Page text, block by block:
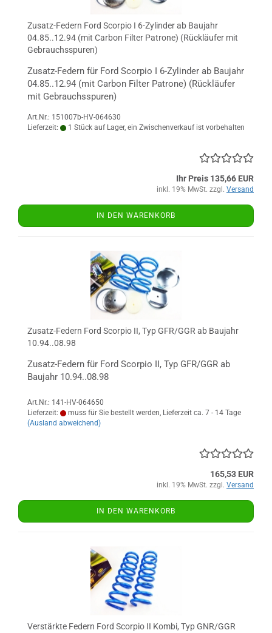
Zusatz-Federn Ford Scorpio I 6-Zylinder ab Baujahr
04.85..12.94 (mit Carbon Filter Patrone) (Rückläufer mit
Gebrauchsspuren)
Zusatz-Federn für Ford Scorpio I 6-Zylinder ab Baujahr
04.85..12.94 (mit Carbon Filter Patrone) (Rückläufer
mit Gebrauchsspuren)
Art.Nr.: 151007b-HV-064630
Lieferzeit:
1 Stück auf Lager, ein Zwischenverkauf ist vorbehalten
Ihr Preis 135,66 EUR
inkl. 19% MwSt. zzgl. Versand
IN DEN WARENKORB
Zusatz-Federn Ford Scorpio II, Typ GFR/GGR ab Baujahr
10.94..08.98
Zusatz-Federn für Ford Scorpio II, Typ GFR/GGR ab
Baujahr 10.94..08.98
Art.Nr.: 141-HV-064650
Lieferzeit:
muss für Sie bestellt werden, Lieferzeit ca. 7 - 14 Tage
(Ausland abweichend)
165,53 EUR
inkl. 19% MwSt. zzgl. Versand
IN DEN WARENKORB
Verstärkte Federn Ford Scorpio II Kombi, Typ GNR/GGR